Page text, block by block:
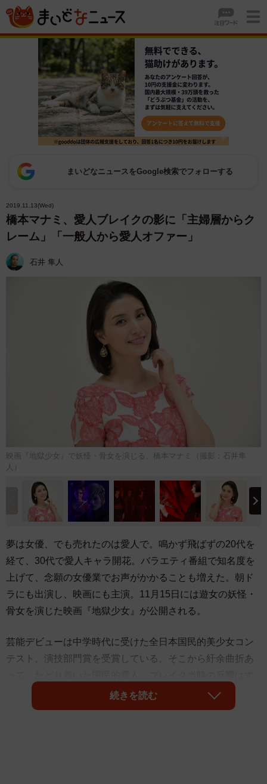
まいどなニュースをGoogle検索でフォローする
2019.11.13(Wed)
橋本マナミ、愛人ブレイクの影に「主婦層からク
レーム」「一般人から愛人オファー」
石井 隼人
映画『地獄少女』で妖怪・骨女を演じる、橋本マナミ（撮影：石井隼
人）
夢は女優、でも売れたのは愛人で。鳴かず飛ばずの20代を
経て、30代で愛人キャラ開花。バラエティ番組で知名度を
上げて、念願の女優業でお声がかかることも増えた。朝ド
ラにも出演し、映画にも主演。11月15日には遊女の妖怪・
骨女を演じた映画『地獄少女』が公開される。
芸能デビューは中学時代に受けた全日本国民的美少女コン
テスト。演技部門賞を受賞している。そこから紆余曲折あ
続きを読む